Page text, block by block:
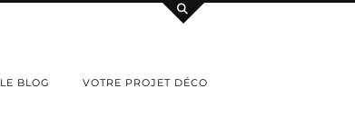
LE BLOG VOTRE PROJET DÉCO